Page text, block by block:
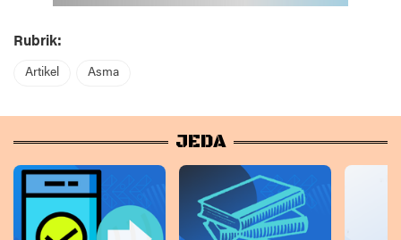
Rubrik:
Artikel Asma
JEDA